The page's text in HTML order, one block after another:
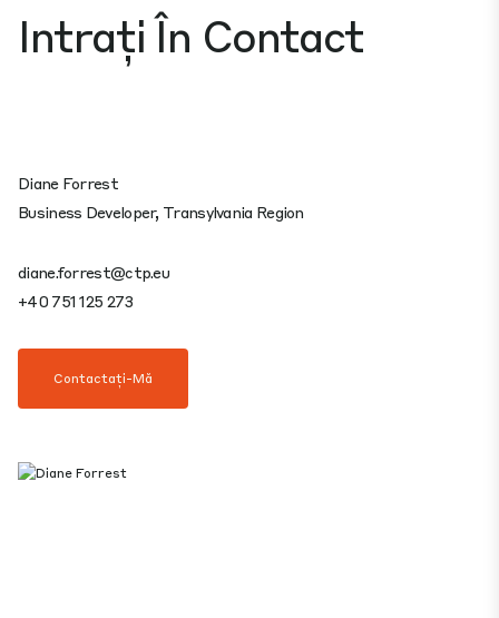
Intrați În Contact
Diane Forrest
Business Developer, Transylvania Region
diane.forrest@ctp.eu
+40 751 125 273
Contactați-Mă